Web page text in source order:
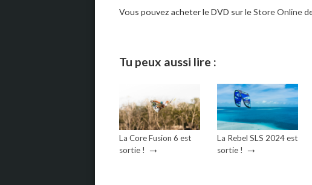
Vous pouvez acheter le DVD sur leStore Online
Tu peux aussi lire :
La Core Fusion 6 est
sortie ! →
La Rebel SLS 2024 est
sortie ! →